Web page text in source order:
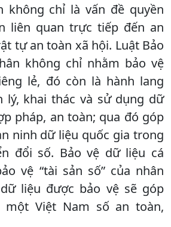
không chỉ là vấn đề quyền
liên quan trực tiếp đến an
tự an toàn xã hội. Luật Bảo
không chỉ nhằm bảo vệ
lẻ, đó còn là hành lang
lý, khai thác và sử dụng dữ
pháp, an toàn; qua đó góp
ninh dữ liệu quốc gia trong
đổi số. Bảo vệ dữ liệu cá
vệ “tài sản số” của nhân
liệu được bảo vệ sẽ góp
một Việt Nam số an toàn,